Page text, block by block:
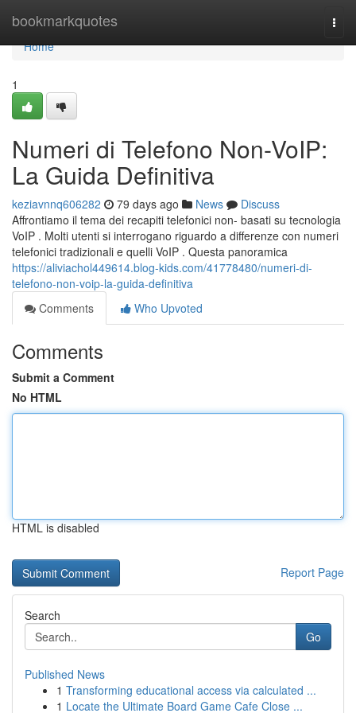
bookmarkquotes
Home
Home
1
Numeri di Telefono Non-VoIP:
La Guida Definitiva
keziavnnq606282 79 days ago News
Discuss
Affrontiamo il tema dei recapiti telefonici non- basati su tecnologia
VoIP . Molti utenti si interrogano riguardo a differenze con numeri
telefonici tradizionali e quelli VoIP . Questa panoramica
https://aliviachol449614.blog-kids.com/41778480/numeri-di-
telefono-non-voip-la-guida-definitiva
Comments
Who Upvoted
Comments
Submit a Comment
No HTML
HTML is disabled
Report Page
Search
Go
Published News
1 Transforming educational access via calculated ...
1 Locate the Ultimate Board Game Cafe Close ...